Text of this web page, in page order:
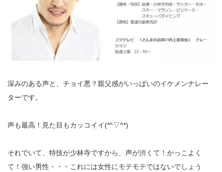
深みのある声と、チョイ悪？親父感がいっぱいのイケメンナレー
ターです。
声も最高！見た目もカッコイイ(*^▽^*)
それでいて、特技が少林寺ですから、声が渋くて！かっこよく
て！強い男性・・・これには女性にモテモテではないでしょう